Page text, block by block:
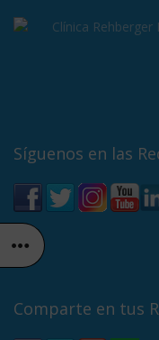
Síguenos en las
Comparte en tus